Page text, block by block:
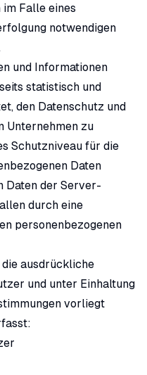
Falle eines
notwendigen
und Informationen
statistisch und
den Datenschutz und
Unternehmen zu
Schutzniveau für die
Daten
Daten der Server-
durch eine
personenbezogenen
ausdrückliche
und unter Einhaltung
vorliegt